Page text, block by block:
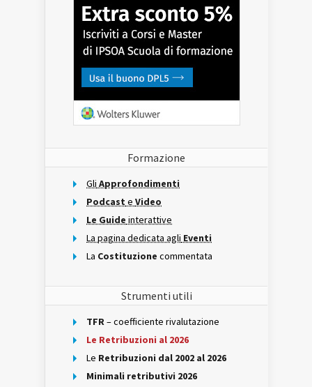
Formazione
Gli Approfondimenti
Podcast e Video
Le Guide interattive
La pagina dedicata agli Eventi
La Costituzione commentata
Strumenti utili
TFR– coefficiente rivalutazione
Le Retribuzioni al 2026
Le Retribuzioni dal 2002 al 2026
Minimali retributivi 2026